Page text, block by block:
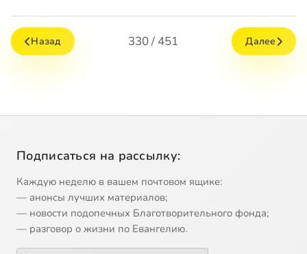
Назад 330 / 451 Далее
Подписаться на рассылку:
Каждую неделю в вашем почтовом ящике:
— анонсы лучших материалов;
— новости подопечных Благотворительного фонда;
— разговор о жизни по Евангелию.